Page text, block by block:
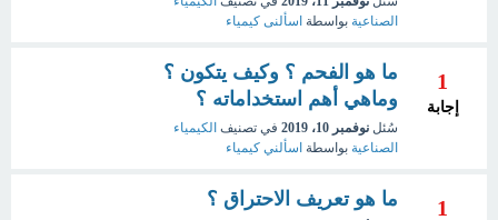
الصناعية بواسطة اسألنى كيمياء
1
إجابة
ما هو الفحم ؟ وكيف يتكون ؟
وماهي أهم استخداماته ؟
سُئل نوفمبر 10، 2019 في تصنيف الكيمياء
الصناعية بواسطة اسألني كيمياء
1 ما هو تعريف الاحتراق ؟